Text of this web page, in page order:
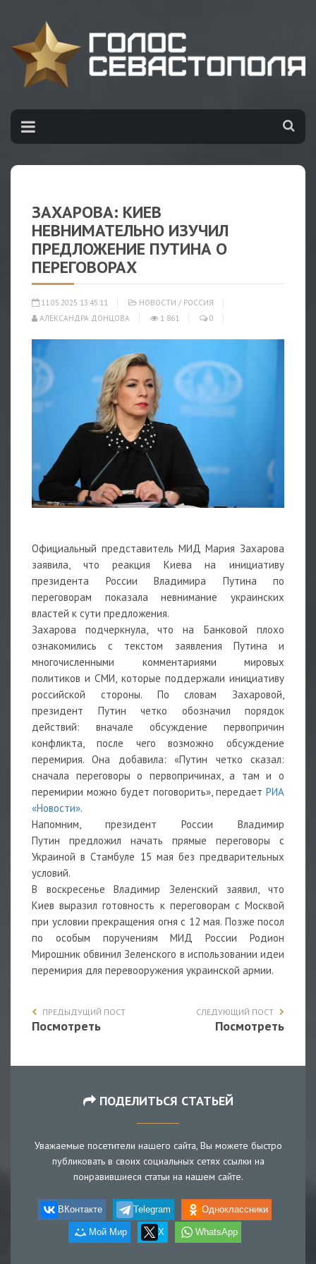
ЗАХАРОВА: КИЕВ
НЕВНИМАТЕЛЬНО ИЗУЧИЛ
ПРЕДЛОЖЕНИЕ ПУТИНА О
ПЕРЕГОВОРАХ
11.05.2025 13:45:11 НОВОСТИ / РОССИЯ
АЛЕКСАНДРА ДОНЦОВА
1 861 0
Официальный представитель МИД Мария Захарова
заявила, что реакция Киева на инициативу
президента России Владимира Путина по
переговорам показала невнимание украинских
властей к сути предложения.
Захарова подчеркнула, что на Банковой плохо
ознакомились с текстом заявления Путина и
многочисленными комментариями мировых
политиков и СМИ, которые поддержали инициативу
российской стороны. По словам Захаровой,
президент Путин четко обозначил порядок
действий: вначале обсуждение первопричин
конфликта, после чего возможно обсуждение
перемирия. Она добавила: «Путин четко сказал:
сначала переговоры о первопричинах, а там и о
перемирии можно будет поговорить», передает РИА
«Новости».
Напомним, президент России Владимир
Путин предложил начать прямые переговоры с
Украиной в Стамбуле 15 мая без предварительных
условий.
В воскресенье Владимир Зеленский заявил, что
Киев выразил готовность к переговорам с Москвой
при условии прекращения огня с 12 мая. Позже посол
по особым поручениям МИД России Родион
Мирошник обвинил Зеленского в использовании идеи
перемирия для перевооружения украинской армии.
ПРЕДЫДУЩИЙ ПОСТ
Посмотреть
СЛЕДУЮЩИЙ ПОСТ
Посмотреть
ПОДЕЛИТЬСЯ СТАТЬЕЙ
Уважаемые посетители нашего сайта, Вы можете быстро
публиковать в своих социальных сетях ссылки на
понравившиеся статьи на нашем сайте.
ВКонтакте Telegram Одноклассники
Мой Мир X WhatsApp